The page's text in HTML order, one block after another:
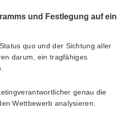
und Festlegung auf ein
quo und der Sichtung aller
darum, ein tragfähiges
genau die
Wettbewerb analysieren.